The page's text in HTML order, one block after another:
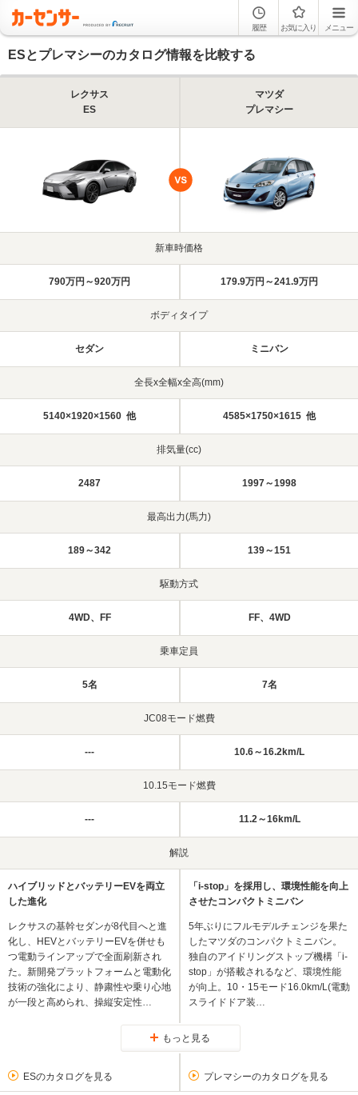
履歴 お気に入り メニュー
ESとプレマシーのカタログ情報を比較する
レクサス
ES
マツダ
プレマシー
新車時価格
790万円～920万円 179.9万円～241.9万円
ボディタイプ
セダン ミニバン
全長x全幅x全高(mm)
5140×1920×1560 他 4585×1750×1615 他
排気量(cc)
2487 1997～1998
最高出力(馬力)
189～342 139～151
駆動方式
4WD、FF FF、4WD
乗車定員
5名 7名
JC08モード燃費
--- 10.6～16.2km/L
10.15モード燃費
--- 11.2～16km/L
解説
ハイブリッドとバッテリーEVを両立
した進化
レクサスの基幹セダンが8代目へと進
化し、HEVとバッテリーEVを併せも
つ電動ラインアップで全面刷新され
た。新開発プラットフォームと電動化
技術の強化により、静粛性や乗り心地
が一段と高められ、操縦安定性…
「i-stop」を採用し、環境性能を向上
させたコンパクトミニバン
5年ぶりにフルモデルチェンジを果た
したマツダのコンパクトミニバン。
独自のアイドリングストップ機構「i-
stop」が搭載されるなど、環境性能
が向上。10・15モード16.0km/L(電動
スライドドア装…
もっと見る
ESのカタログを見る プレマシーのカタログを見る